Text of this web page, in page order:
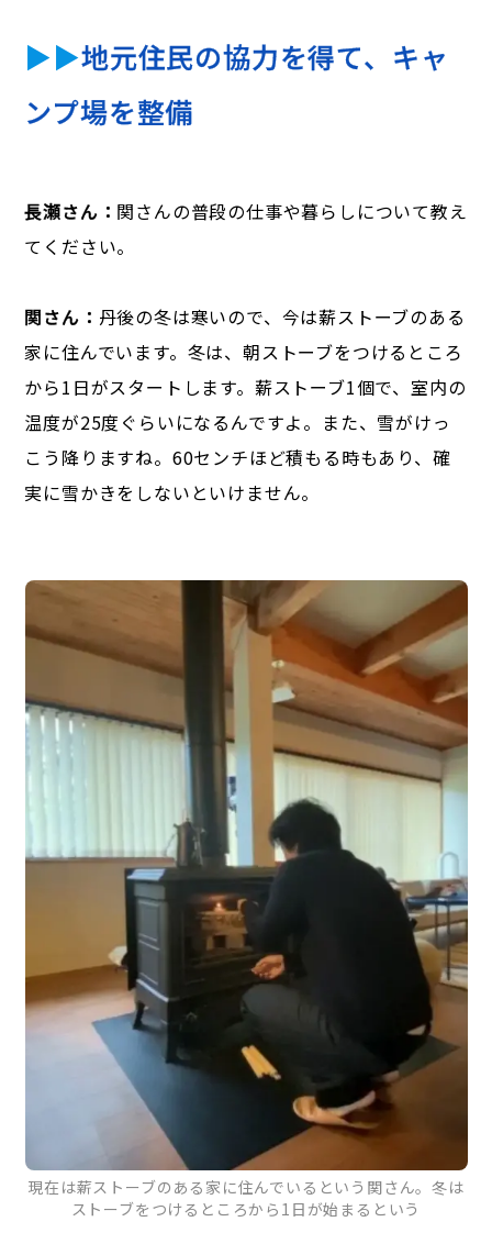
▶▶地元住民の協力を得て、キャ
ンプ場を整備
長瀬さん： 関さんの普段の仕事や暮らしについて教え
てください。
関さん： 丹後の冬は寒いので、今は薪ストーブのある
家に住んでいます。冬は、朝ストーブをつけるところ
から1日がスタートします。薪ストーブ1個で、室内の
温度が25度ぐらいになるんですよ。また、雪がけっ
こう降りますね。60センチほど積もる時もあり、確
実に雪かきをしないといけません。
現在は薪ストーブのある家に住んでいるという関さん。冬は
ストーブをつけるところから1日が始まるという